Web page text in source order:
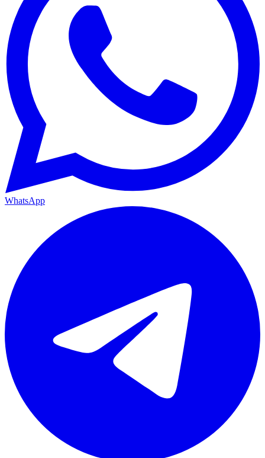
WhatsApp